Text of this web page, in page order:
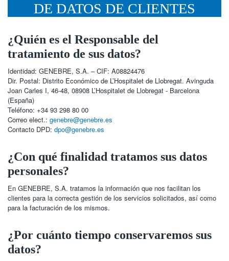
DE DATOS DE CLIENTES
¿Quién es el Responsable del
tratamiento de sus datos?
Identidad: GENEBRE, S.A. – CIF: A08824476
Dir. Postal: Distrito Económico de L’Hospitalet de Llobregat. Avinguda
Joan Carles I, 46-48, 08908 L’Hospitalet de Llobregat - Barcelona
(España)
Teléfono: +34 93 298 80 00
Correo elect.: genebre@genebre.es
Contacto DPD: dpo@genebre.es
¿Con qué finalidad tratamos sus datos
personales?
En GENEBRE, S.A. tratamos la información que nos facilitan los
clientes para la correcta gestión de los servicios solicitados, así como
para la facturación de los mismos.
¿Por cuánto tiempo conservaremos sus
datos?